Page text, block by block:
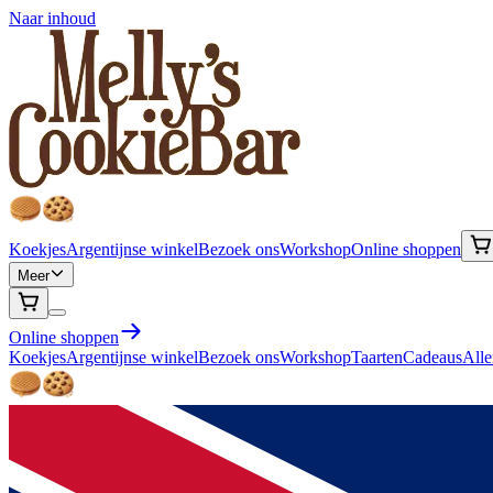
Naar inhoud
KoekjesArgentijnse winkelBezoek onsWorkshopOnline shoppen
Meer
Online shoppen
KoekjesArgentijnse winkelBezoek onsWorkshopTaartenCadeaus